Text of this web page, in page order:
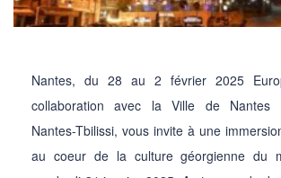
Nantes, du 28 au 2 février 2025
collaboration avec la Ville de Nantes
Nantes-Tbilissi, vous invite à une
au coeur de la culture géorgienne du